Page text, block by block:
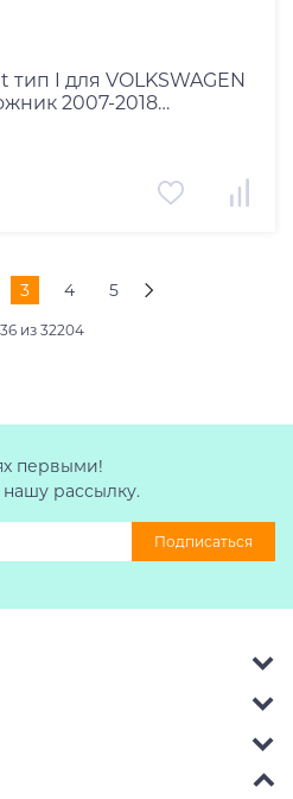
I для VOLKSWAGEN
2007-2018
3 4 5
из 32204
первыми!
рассылку.
Подписаться